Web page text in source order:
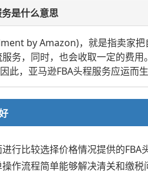
是什么意思
by Amazon)，就是指卖家
务，同时，也会收取一定的费
此，亚马逊FBA头程服务应运而
行比较选择价格情况提供的
作流程简单能够解决清关和缴